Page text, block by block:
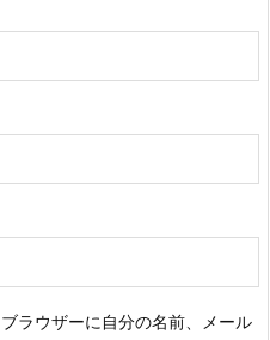
ラウザーに自分の名前、メール